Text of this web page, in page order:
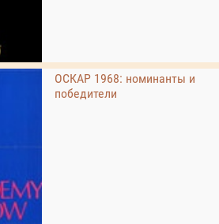
ОСКАР 1968: номинанты и
победители